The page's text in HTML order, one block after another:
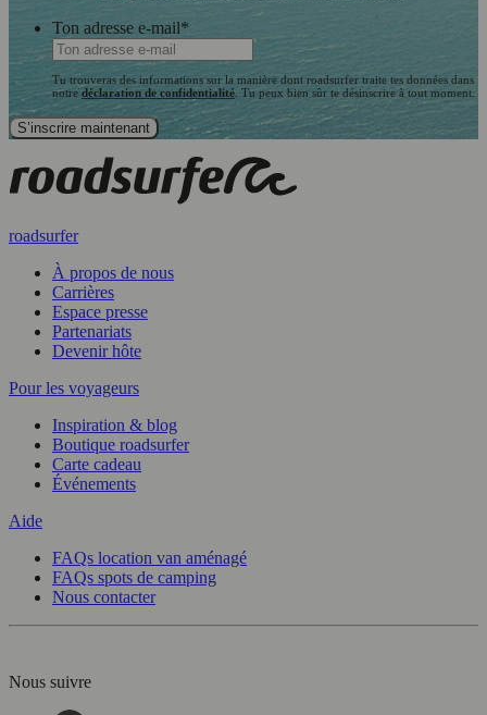
Ton adresse e-mail*
Tu trouveras des informations sur la manière dont roadsurfer traite tes données dans
notre déclaration de confidentialité . Tu peux bien sûr te désinscrire à tout moment.
roadsurfer
À propos de nous
Carrières
Espace presse
Partenariats
Devenir hôte
Pour les voyageurs
Inspiration & blog
Boutique roadsurfer
Carte cadeau
Événements
Aide
FAQs location van aménagé
FAQs spots de camping
Nous contacter
Nous suivre